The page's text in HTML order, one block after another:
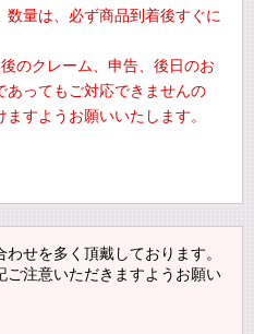
量は、必ず商品到着後すぐに
のクレーム、申告、後日のお
あってもご対応できませんの
すようお願いいたします。
せを多く頂戴しております。
ご注意いただきますようお願い